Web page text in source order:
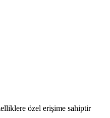
özel erişime sahiptir